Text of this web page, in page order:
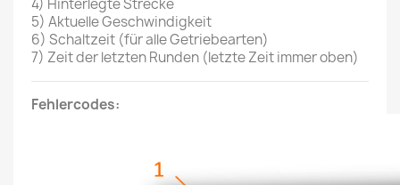
4) Hinterlegte Strecke
5) Aktuelle Geschwindigkeit
6) Schaltzeit (für alle Getriebearten)
7) Zeit der letzten Runden (letzte Zeit immer oben)
Fehlercodes: